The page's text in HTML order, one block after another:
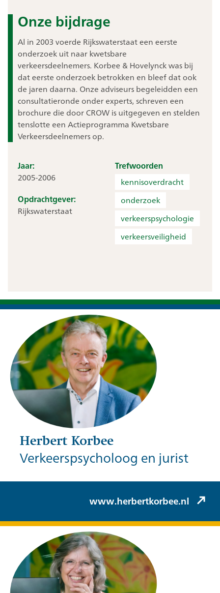
Onze bijdrage
Al in 2003 voerde Rijkswaterstaat een eerste
onderzoek uit naar kwetsbare
verkeersdeelnemers. Korbee & Hovelynck was bij
dat eerste onderzoek betrokken en bleef dat ook
de jaren daarna. Onze adviseurs begeleidden een
consultatieronde onder experts, schreven een
brochure die door CROW is uitgegeven en stelden
tenslotte een Actieprogramma Kwetsbare
Verkeersdeelnemers op.
Jaar:
2005-2006
Opdrachtgever:
Rijkswaterstaat
Trefwoorden
kennisoverdracht
onderzoek
verkeerspsychologie
verkeersveiligheid
Herbert Korbee (Korbee & Hovelynck)
Herbert Korbee
Verkeerspsycholoog en jurist
www.herbertkorbee.nl